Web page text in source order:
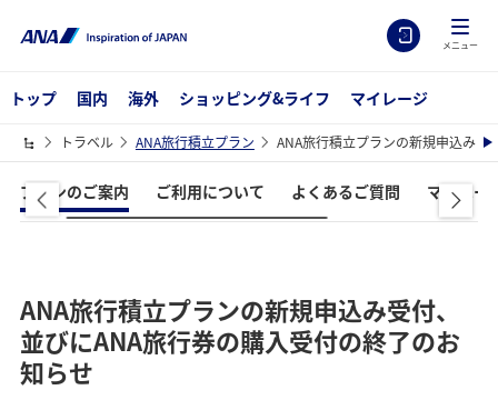
メニュー
トップ 国内 海外 ショッピング&ライフ マイレージ
トラベル ANA旅行積立プラン ANA旅行積立プランの新規申込み受
プランのご案内
ご利用について よくあるご質問 マイペー
ANA旅行積立プランの新規申込み受付、
並びにANA旅行券の購入受付の終了のお
知らせ